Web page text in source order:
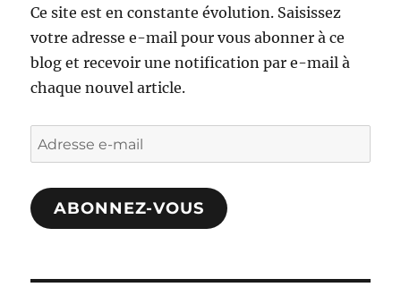
Ce site est en constante évolution. Saisissez
votre adresse e-mail pour vous abonner à ce
blog et recevoir une notification par e-mail à
chaque nouvel article.
Adresse
e-
mail
ABONNEZ-VOUS